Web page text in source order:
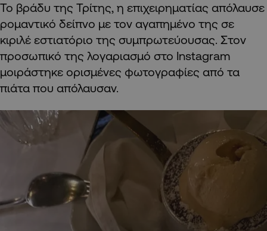
Το βράδυ της Τρίτης, η επιχειρηματίας απόλαυσε
ρομαντικό δείπνο με τον αγαπημένο της σε
κιριλέ εστιατόριο της συμπρωτεύουσας. Στον
προσωπικό της λογαριασμό στο Instagram
μοιράστηκε ορισμένες φωτογραφίες από τα
πιάτα που απόλαυσαν.